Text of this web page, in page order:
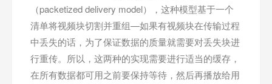
（packetized delivery model），这种模型基于一个
清单将视频块切割并重组—如果有视频块在传输过程
中丢失的话，为了保证数据的质量就需要对丢失块进
行重传。所以，这两种的实现需要进行适当的缓存，
在所有数据都可用之前要保持等待，然后再播放给用